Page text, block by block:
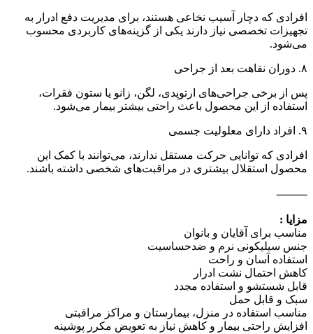
افرادی که دچار آسیب نخاعی هستند، برای مدیریت دفع ادرار به
تجهیزات تخصصی نیاز دارند یکی از گزینه‌های کاربردی محسوب
می‌شود.
۸. دوران نقاهت بعد از جراحی
پس از برخی جراحی‌های ارتوپدی، لگن، زانو یا ستون فقرات،
استفاده از این محصول باعث راحتی بیشتر بیمار می‌شود.
۹. افراد دارای معلولیت جسمی
افرادی که توانایی حرکت مستقل ندارند، می‌توانند با کمک این
محصول استقلال بیشتری در مراقبت‌های شخصی داشته باشند.
⸻
مزایا :
مناسب برای آقایان و بانوان
جنس سیلیکونی نرم و ضدحساسیت
استفاده آسان و راحت
کاهش احتمال نشت ادرار
قابل شستشو و استفاده مجدد
سبک و قابل حمل
مناسب استفاده در منزل، بیمارستان و مراکز مراقبتی
افزایش راحتی بیمار و کاهش نیاز به تعویض مکرر پوشینه